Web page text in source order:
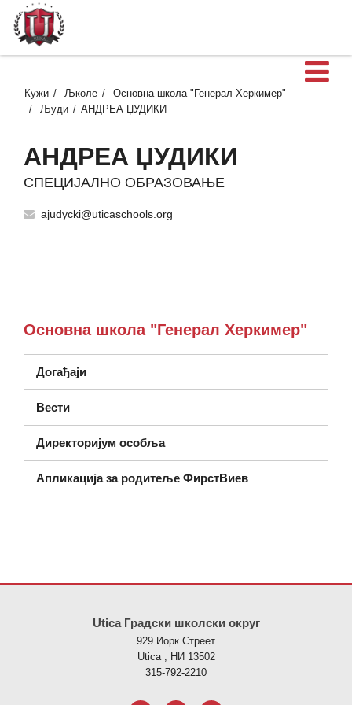
Кужи Љколе
Основна школа "Генерал Херкимер"
Људи
АНДРЕА ЏУДИКИ
АНДРЕА ЏУДИКИ
СПЕЦИЈАЛНО ОБРАЗОВАЊЕ
ajudycki@uticaschools.org
Основна школа "Генерал Херкимер"
Догађаји
Вести
Директоријум особља
Апликација за родитеље ФирстВиев
Utica Градски школски округ
929 Иорк Стреет
Utica , НИ 13502
315-792-2210